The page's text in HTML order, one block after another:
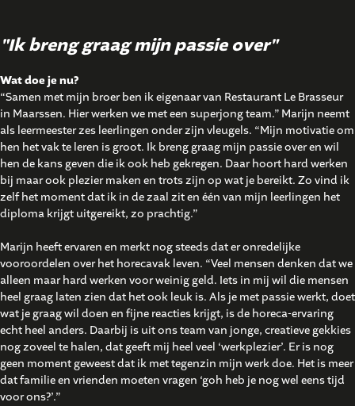
"Ik breng graag mijn passie over"
Wat doe je nu?
“Samen met mijn broer ben ik eigenaar van Restaurant Le Brasseur
in Maarssen. Hier werken we met een superjong team.” Marijn neemt
als leermeester zes leerlingen onder zijn vleugels. “Mijn motivatie om
hen het vak te leren is groot. Ik breng graag mijn passie over en wil
hen de kans geven die ik ook heb gekregen. Daar hoort hard werken
bij maar ook plezier maken en trots zijn op wat je bereikt. Zo vind ik
zelf het moment dat ik in de zaal zit en één van mijn leerlingen het
diploma krijgt uitgereikt, zo prachtig.”
Marijn heeft ervaren en merkt nog steeds dat er onredelijke
vooroordelen over het horecavak leven. “Veel mensen denken dat we
alleen maar hard werken voor weinig geld. Iets in mij wil die mensen
heel graag laten zien dat het ook leuk is. Als je met passie werkt, doet
wat je graag wil doen en fijne reacties krijgt, is de horeca-ervaring
echt heel anders. Daarbij is uit ons team van jonge, creatieve gekkies
nog zoveel te halen, dat geeft mij heel veel ‘werkplezier’. Er is nog
geen moment geweest dat ik met tegenzin mijn werk doe. Het is meer
dat familie en vrienden moeten vragen ‘goh heb je nog wel eens tijd
voor ons?’.”